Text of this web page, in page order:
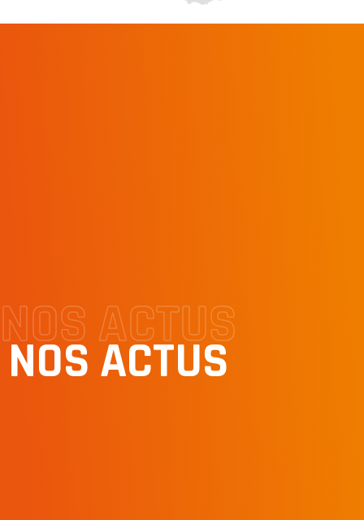
NOS ACTUS
NOS ACTUS